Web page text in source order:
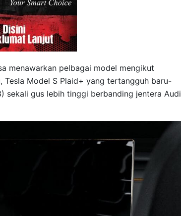
menawarkan pelbagai model mengikut
Tesla Model S Plaid+ yang tertangguh baru-
sekali gus lebih tinggi berbanding jentera Audi